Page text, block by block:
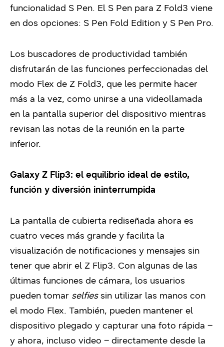
funcionalidad S Pen. El S Pen para Z Fold3 viene
en dos opciones: S Pen Fold Edition y S Pen Pro.
Los buscadores de productividad también
disfrutarán de las funciones perfeccionadas del
modo Flex de Z Fold3, que les permite hacer
más a la vez, como unirse a una videollamada
en la pantalla superior del dispositivo mientras
revisan las notas de la reunión en la parte
inferior.
Galaxy Z Flip3: el equilibrio ideal de estilo,
función y diversión ininterrumpida
La pantalla de cubierta rediseñada ahora es
cuatro veces más grande y facilita la
visualización de notificaciones y mensajes sin
tener que abrir el Z Flip3. Con algunas de las
últimas funciones de cámara, los usuarios
pueden tomar selfiessin utilizar las manos con
el modo Flex. También, pueden mantener el
dispositivo plegado y capturar una foto rápida –
y ahora, incluso video – directamente desde la